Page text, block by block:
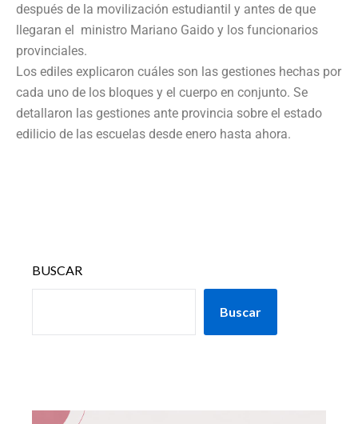
después de la movilización estudiantil y antes de que
llegaran el ministro Mariano Gaido y los funcionarios
provinciales.
Los ediles explicaron cuáles son las gestiones hechas por
cada uno de los bloques y el cuerpo en conjunto. Se
detallaron las gestiones ante provincia sobre el estado
edilicio de las escuelas desde enero hasta ahora.
BUSCAR
Buscar